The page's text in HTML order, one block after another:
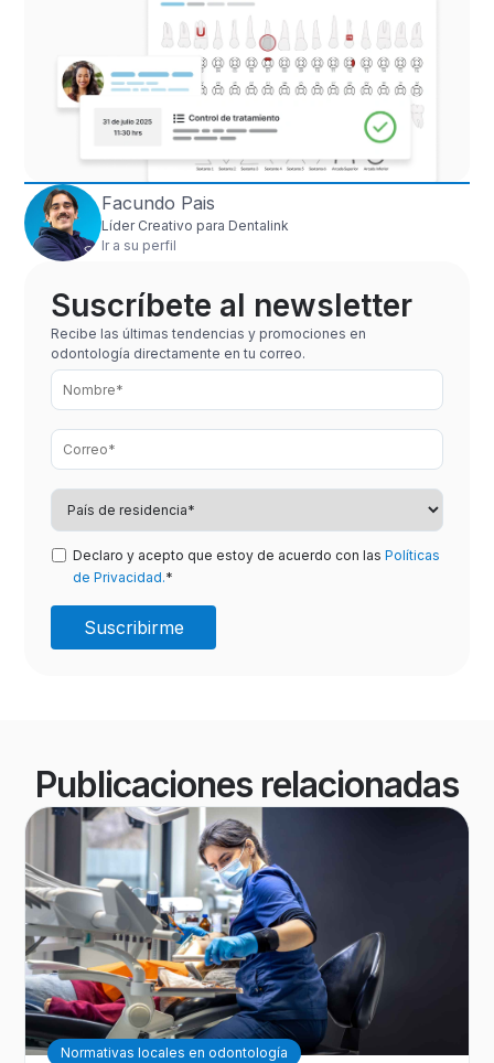
Facundo Pais
Líder Creativo para Dentalink
Ir a su perfil
Suscríbete al newsletter
Recibe las últimas tendencias y promociones en
odontología directamente en tu correo.
Declaro y acepto que estoy de acuerdo con lasPolíticas
de Privacidad.*
Publicaciones relacionadas
Normativas locales en odontología